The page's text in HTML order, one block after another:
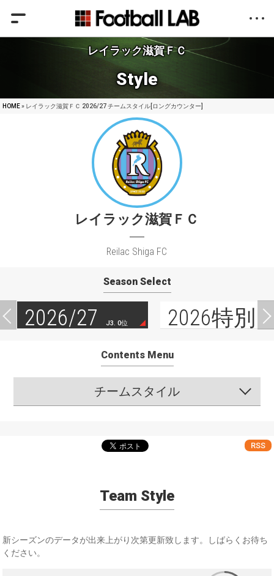
レイラック滋賀ＦＣ
Style
HOME» レイラック滋賀ＦＣ 2026/27 チームスタイル[ロングカウンター]
レイラック滋賀ＦＣ
Reilac Shiga FC
Season Select
2026/27 J3. 0位 2026特別
Contents Menu
チームスタイル
RSS
Team Style
新シーズンのデータが出来上がり次第更新致します。しばらくお待ち
ください。